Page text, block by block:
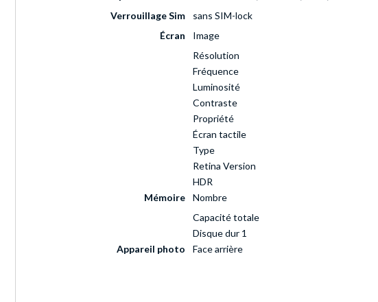
Verrouillage Sim
sans SIM-lock
Écran
Image
Résolution
Fréquence
Luminosité
Contraste
Propriété
Écran tactile
Type
Retina Version
HDR
Mémoire
Nombre
Capacité totale
Disque dur 1
Appareil photo
Face arrière